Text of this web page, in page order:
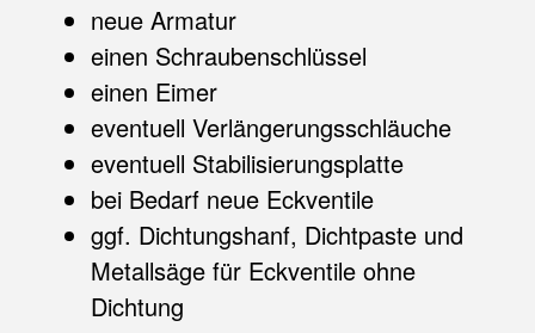
neue Armatur
einen Schraubenschlüssel
einen Eimer
eventuell Verlängerungsschläuche
eventuell Stabilisierungsplatte
bei Bedarf neue Eckventile
ggf. Dichtungshanf, Dichtpaste und
Metallsäge für Eckventile ohne
Dichtung